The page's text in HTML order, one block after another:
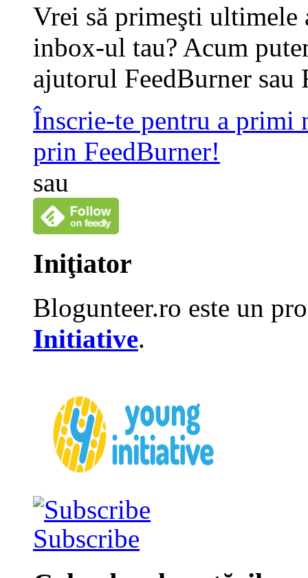
Vrei să primeşti
inbox-ul tau? Acum
ajutorul FeedBurner sau
Înscrie-te pentru a primi
prin FeedBurner!
sau
Iniţiator
Blogunteer.ro este un
Initiative.
Subscribe